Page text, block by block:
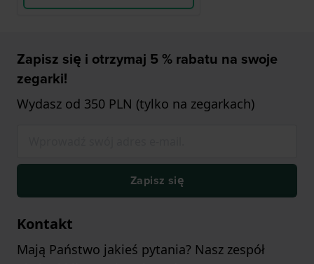
Zapisz się i otrzymaj 5 % rabatu na swoje
zegarki!
Wydasz od 350 PLN (tylko na zegarkach)
Zapisz się
Kontakt
Mają Państwo jakieś pytania? Nasz zespół